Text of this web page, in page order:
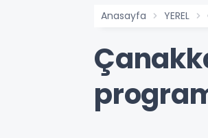
Anasayfa YEREL